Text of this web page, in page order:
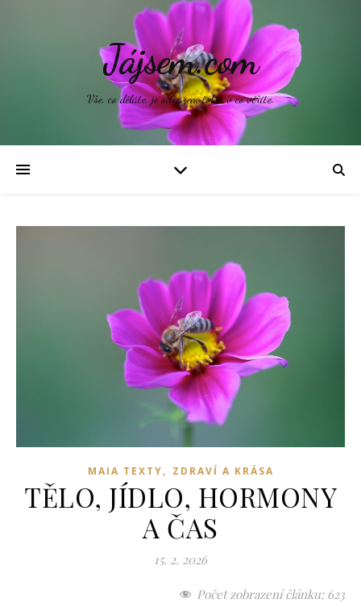
Jájsem.com
Vše, co děláte, je odrazem toho, v co věříte.
MAIA TEXTY, ZDRAVÍ A KRÁSA
TĚLO, JÍDLO, HORMONY
A ČAS
15. 2. 2026
Počet zobrazení článku: 623